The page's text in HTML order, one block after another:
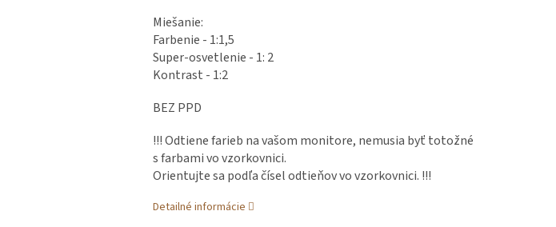
Miešanie:
Farbenie - 1:1,5
Super-osvetlenie - 1: 2
Kontrast - 1:2
BEZ PPD
!!! Odtiene farieb na vašom monitore, nemusia byť totožné
s farbami vo vzorkovnici.
Orientujte sa podľa čísel odtieňov vo vzorkovnici. !!!
Detailné informácie